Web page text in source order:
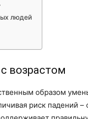
людей
возрастом
образом
риск падений